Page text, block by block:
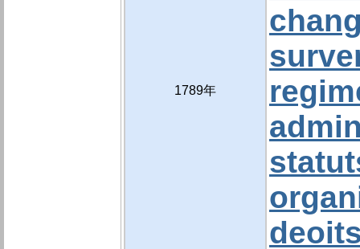
1789年